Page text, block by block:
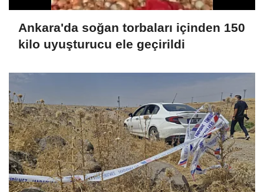
Ankara'da soğan torbaları içinden 150
kilo uyuşturucu ele geçirildi